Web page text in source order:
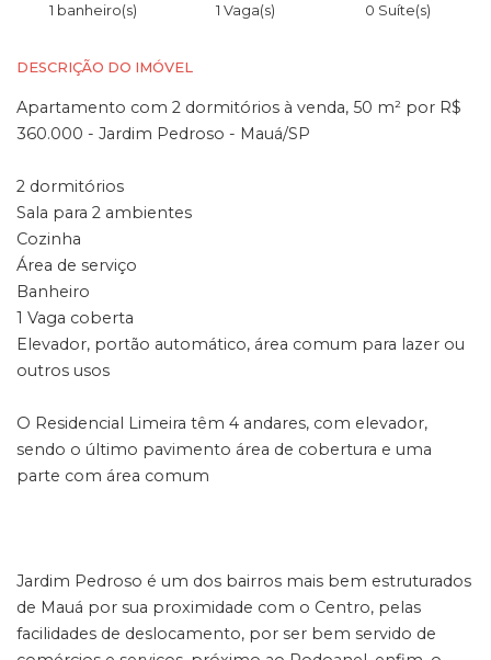
1 banheiro(s) 1 Vaga(s) 0 Suíte(s)
DESCRIÇÃO DO IMÓVEL
Apartamento com 2 dormitórios à venda, 50 m² por R$
360.000 - Jardim Pedroso - Mauá/SP
2 dormitórios
Sala para 2 ambientes
Cozinha
Área de serviço
Banheiro
1 Vaga coberta
Elevador, portão automático, área comum para lazer ou
outros usos
O Residencial Limeira têm 4 andares, com elevador,
sendo o último pavimento área de cobertura e uma
parte com área comum
Jardim Pedroso é um dos bairros mais bem estruturados
de Mauá por sua proximidade com o Centro, pelas
facilidades de deslocamento, por ser bem servido de